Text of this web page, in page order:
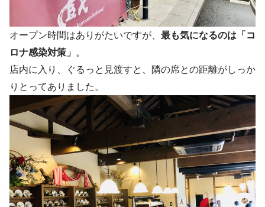
オープン時間はありがたいですが、 最も気になるのは「コ
ロナ感染対策」 。
店内に入り、ぐるっと見渡すと、隣の席との距離がしっか
りとってありました。